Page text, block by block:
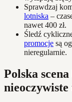
Sprawdzaj
lotniska –
nawet 400 zł.
Śledź
promocje są
nieregularnie.
Polska